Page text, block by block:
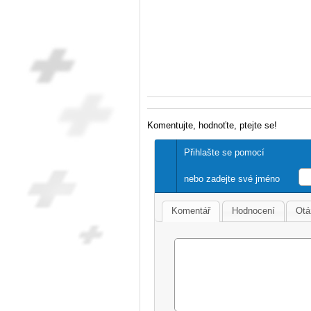
Komentujte, hodnoťte, ptejte se!
Přihlašte se pomocí
nebo zadejte své jméno
Komentář Hodnocení